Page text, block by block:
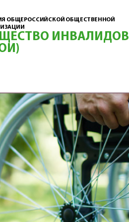
ОБЩЕРОССИЙСКОЙ ОБЩЕСТВЕННОЙ
ИНВАЛИДОВ